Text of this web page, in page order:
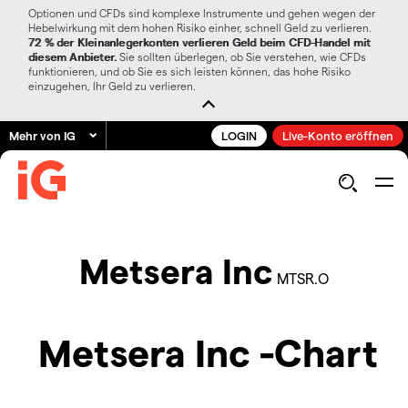
Optionen und CFDs sind komplexe Instrumente und gehen wegen der
Hebelwirkung mit dem hohen Risiko einher, schnell Geld zu verlieren.
72 % der Kleinanlegerkonten verlieren Geld beim CFD-Handel mit
diesem Anbieter. Sie sollten überlegen, ob Sie verstehen, wie CFDs
funktionieren, und ob Sie es sich leisten können, das hohe Risiko
einzugehen, Ihr Geld zu verlieren.
Mehr von IG LOGIN Live-Konto eröffnen
Metsera Inc MTSR.O
Metsera Inc -Chart